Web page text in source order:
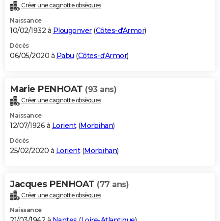
Créer une cagnotte obsèques
Naissance
10/02/1932 à Plougonver(Côtes-d'Armor)
Décès
06/05/2020 à Pabu (Côtes-d'Armor)
Marie PENHOAT (93 ans)
Créer une cagnotte obsèques
Naissance
12/07/1926 à Lorient(Morbihan)
Décès
25/02/2020 à Lorient(Morbihan)
Jacques PENHOAT (77 ans)
Créer une cagnotte obsèques
Naissance